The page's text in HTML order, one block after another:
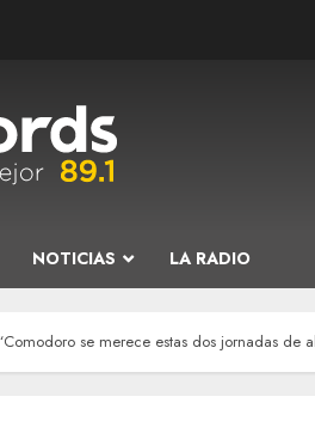
NOTICIAS LA RADIO
se merece estas dos jornadas de